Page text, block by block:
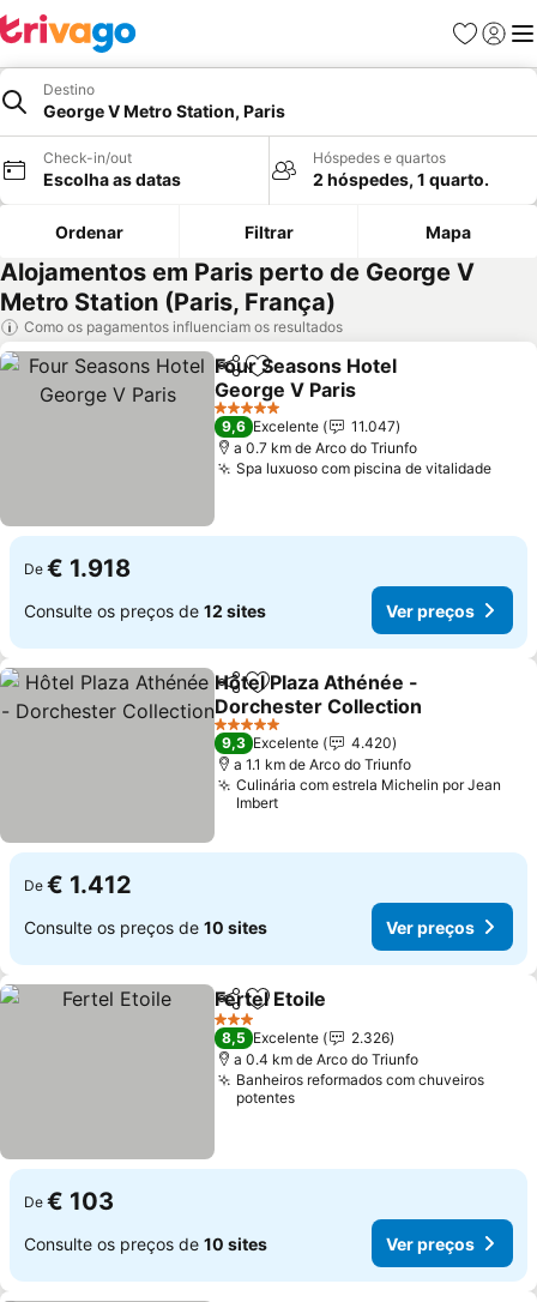
Favoritos
Iniciar
Destino
George V Metro Station, Paris
Check-in/out
Escolha as datas
Hóspedes e quartos
2 hóspedes, 1 quarto.
Ordenar Filtrar Mapa
Alojamentos em Paris perto de George V
Metro Station (Paris, França)
Como os pagamentos influenciam os resultados
PartilharAdicionar aos favoritos
Four Seasons Hotel
George V Paris
5 Estrelas
9,6 Excelente
11.047
a 0.7 km de Arco do Triunfo
Spa luxuoso com piscina de vitalidade
De € 1.918
Consulte os preços de 12 sites Ver preços
PartilharAdicionar aos favoritos
Hôtel Plaza Athénée -
Dorchester Collection
5 Estrelas
9,3 Excelente
4.420
a 1.1 km de Arco do Triunfo
Culinária com estrela Michelin por Jean
Imbert
De € 1.412
Consulte os preços de 10 sites Ver preços
PartilharAdicionar aos favoritos
Fertel Etoile
3 Estrelas
8,5 Excelente
2.326
a 0.4 km de Arco do Triunfo
Banheiros reformados com chuveiros
potentes
De € 103
Consulte os preços de 10 sites Ver preços